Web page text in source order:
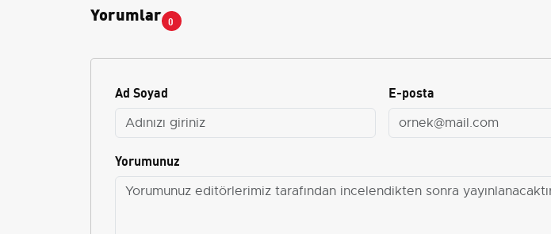
Yorumlar 0
Ad Soyad E-posta
Yorumunuz